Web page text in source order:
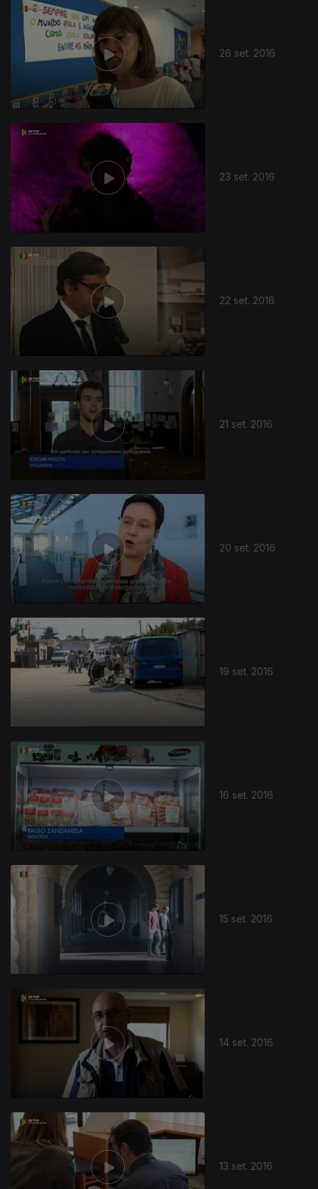
26 set. 2016
23 set. 2016
22 set. 2016
250962
21 set. 2016
20 set. 2016
19 set. 2016
16 set. 2016
15 set. 2016
14 set. 2016
13 set. 2016